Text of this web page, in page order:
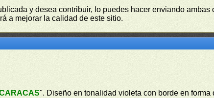
y desea contribuir, lo puedes hacer enviando
a mejorar la calidad de este sitio.
". Diseño en tonalidad violeta con borde en